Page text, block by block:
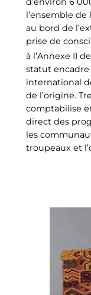
l’ensemble de
au bord de
prise de
à l’Annexe II
statut
international
de l’origine.
comptabilise
direct des
les
troupeaux et